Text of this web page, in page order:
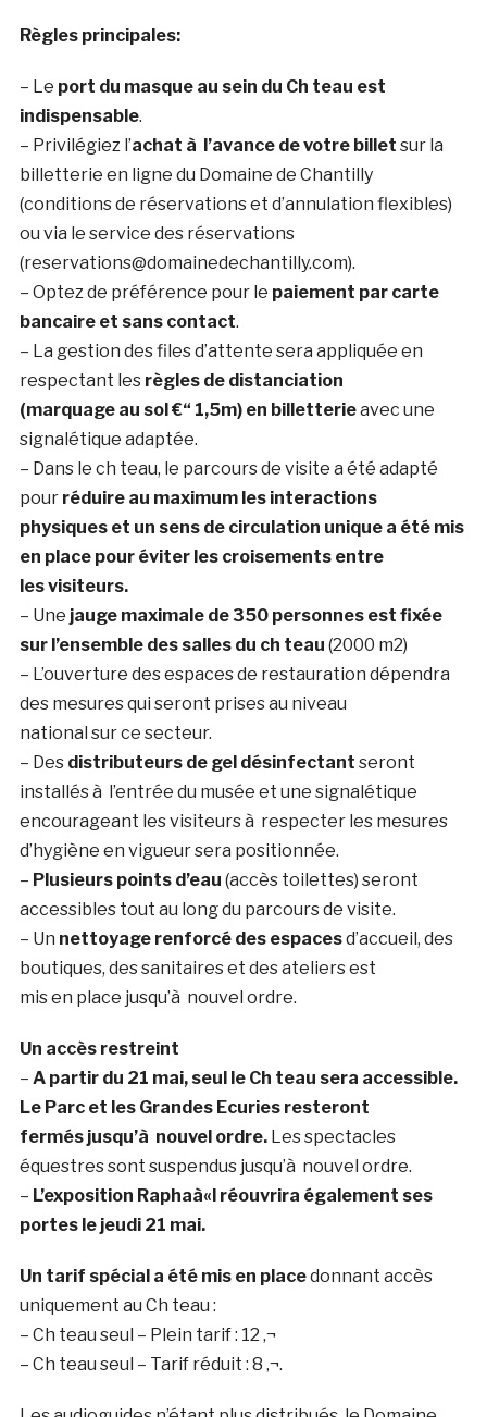
Règles principales:
– Le port du masque au sein du Ch teau est
indispensable.
– Privilégiez l’achat à l’avance de votre billet sur la
billetterie en ligne du Domaine de Chantilly
(conditions de réservations et d’annulation flexibles)
ou via le service des réservations
(reservations@domainedechantilly.com).
– Optez de préférence pour le paiement par carte
bancaire et sans contact.
– La gestion des files d’attente sera appliquée en
respectant les règles de distanciation
(marquage au sol €“ 1,5m) en billetterieavec une
signalétique adaptée.
– Dans le ch teau, le parcours de visite a été adapté
pour réduire au maximum les interactions
physiques et un sens de circulation unique a été mis
en place pour éviter les croisements entre
les visiteurs.
– Une jauge maximale de 350 personnes est fixée
sur l’ensemble des salles du ch teau (2000 m2)
– L’ouverture des espaces de restauration dépendra
des mesures qui seront prises au niveau
national sur ce secteur.
– Des distributeurs de gel désinfectant seront
installés à l’entrée du musée et une signalétique
encourageant les visiteurs à respecter les mesures
d’hygiène en vigueur sera positionnée.
– Plusieurs points d’eau (accès toilettes) seront
accessibles tout au long du parcours de visite.
– Un nettoyage renforcé des espacesd’accueil, des
boutiques, des sanitaires et des ateliers est
mis en place jusqu’à nouvel ordre.
Un accès restreint
– A partir du 21 mai, seul le Ch teau sera accessible.
Le Parc et les Grandes Ecuries resteront
fermés jusqu’à nouvel ordre.Les spectacles
équestres sont suspendus jusqu’à nouvel ordre.
– L’exposition Raphaà«l réouvrira également ses
portes le jeudi 21 mai.
Un tarif spécial a été mis en placedonnant accès
uniquement au Ch teau :
– Ch teau seul – Plein tarif : 12 ‚¬
– Ch teau seul – Tarif réduit : 8 ‚¬.